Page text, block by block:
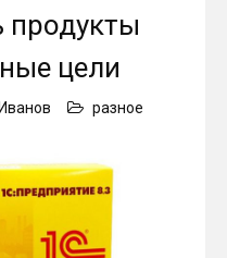
продукты
цели
разное